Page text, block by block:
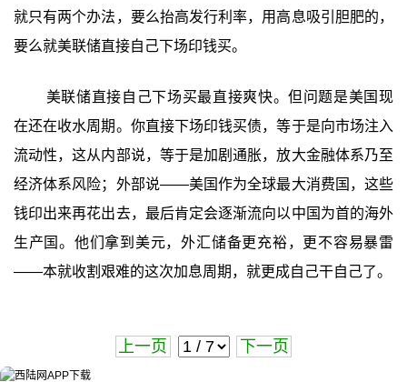
就只有两个办法，要么抬高发行利率，用高息吸引胆肥的，
要么就美联储直接自己下场印钱买。
美联储直接自己下场买最直接爽快。但问题是美国现
在还在收水周期。你直接下场印钱买债，等于是向市场注入
流动性，这从内部说，等于是加剧通胀，放大金融体系乃至
经济体系风险；外部说——美国作为全球最大消费国，这些
钱印出来再花出去，最后肯定会逐渐流向以中国为首的海外
生产国。他们拿到美元，外汇储备更充裕，更不容易暴雷
——本就收割艰难的这次加息周期，就更成自己干自己了。
上一页 下一页